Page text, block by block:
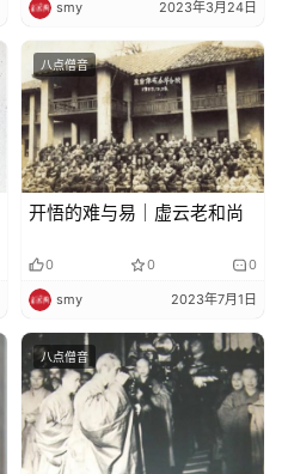
smy 2023年3月24日
八点僧音
开悟的难与易｜虚云老和尚
0 0 0
smy 2023年7月1日
八点僧音